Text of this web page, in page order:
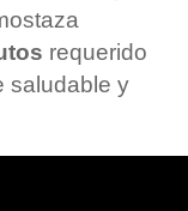
requerido
saludable y